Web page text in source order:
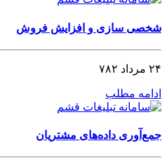
شخصی‌ سازی و افزایش فروش
۲۴ مرداد ۷۸۲
ادامه مطلب
جمع‌آوری داده‌های مشتریان